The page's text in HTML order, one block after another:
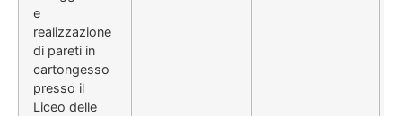
e
realizzazione
di pareti in
cartongesso
presso il
Liceo delle